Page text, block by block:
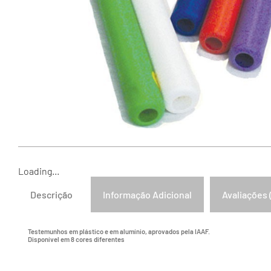
Loading...
Descrição Informação Adicional Avaliações
Testemunhos em plástico e em alumínio, aprovados pela IAAF.
Disponível em 8 cores diferentes